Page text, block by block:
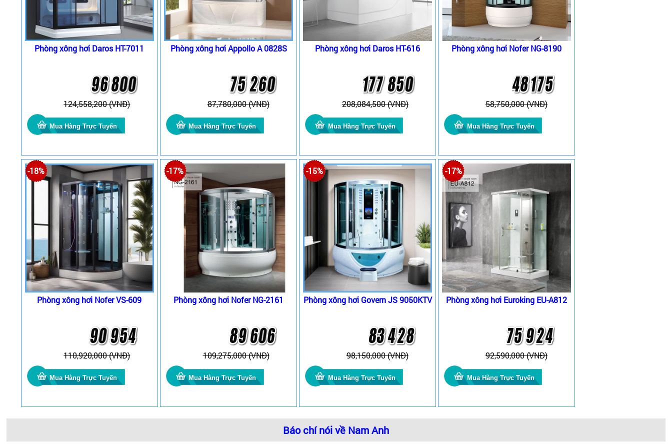
Phòng xông hơi Daros HT-7011
124,558,200 (VNĐ)
Phòng xông hơi Appollo A 0828S
87,780,000 (VNĐ)
Phòng xông hơi Daros HT-616
208,084,500 (VNĐ)
Phòng xông hơi Nofer NG-8190
58,750,000 (VNĐ)
-18%
Phòng xông hơi Nofer VS-609
110,920,000 (VNĐ)
-17%
Phòng xông hơi Nofer NG-2161
109,275,000 (VNĐ)
-15%
Phòng xông hơi Govern JS 9050KTV
98,150,000 (VNĐ)
-17%
Phòng xông hơi Euroking EU-A812
92,590,000 (VNĐ)
Báo chí nói về Nam Anh